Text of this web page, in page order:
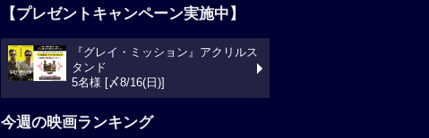
【プレゼントキャンペーン実施中】
『グレイ・ミッション』アクリルス
タンド
5名様 [〆8/16(日)]
今週の映画ランキング